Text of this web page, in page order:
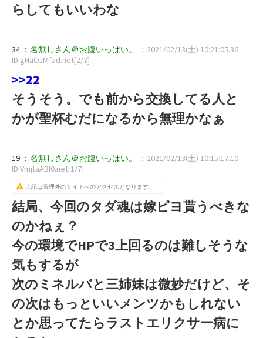
らしてもいいわな
34 ： 名無しさん＠お腹いっぱい。
：2021/02/13(土) 10:21:05.36
ID:gHaOJMfad.net[2/3]
>>22
そうそう。でも前から交換してる人と
かが聖杯むだになるから無理かなぁ
19 ： 名無しさん＠お腹いっぱい。
：2021/02/13(土) 10:15:17.10
ID:VmjtaABI0.net[1/7]
上記は管理外のサイトへのアクセスとなります。
結局、今回のタダ魂は嫁ピヨ貰うべきな
のかねぇ？
今の環境でHPで3上回るのは難しそうな
気もするが
次のミネルバと三姉妹は微妙だけど、そ
の次はもっといいメンツかもしれない
とか思ってたらラストエリクサー病に